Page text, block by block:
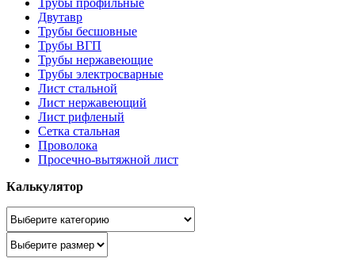
Трубы профильные
Двутавр
Трубы бесшовные
Трубы ВГП
Трубы нержавеющие
Трубы электросварные
Лист стальной
Лист нержавеющий
Лист рифленый
Сетка стальная
Проволока
Просечно-вытяжной лист
Калькулятор